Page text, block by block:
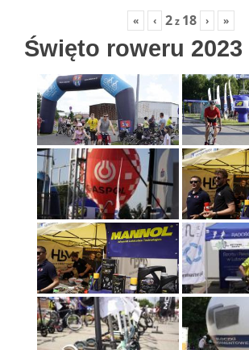
« ‹ 2z 18 › »
Święto roweru 2023